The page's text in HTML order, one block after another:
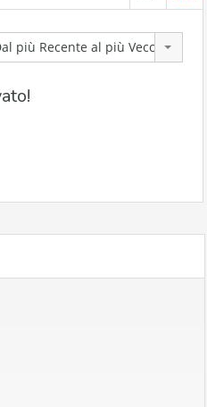
più Recente al più Vecchio